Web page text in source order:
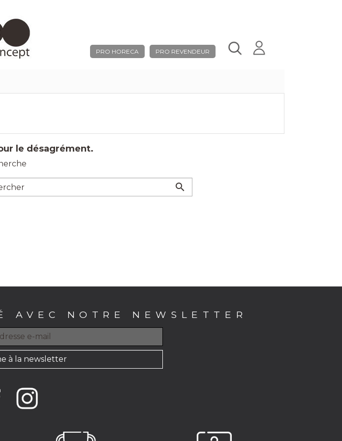
PRO HORECA PRO REVENDEUR
le désagrément.

AVEC NOTRE NEWSLETTER
à la newsletter